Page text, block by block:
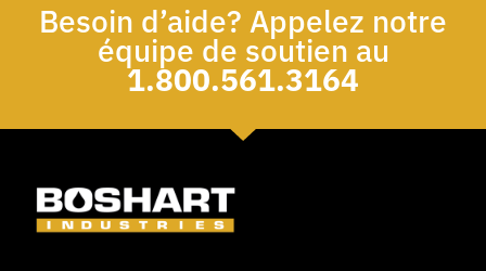
Besoin d’aide? Appelez notre
équipe de soutien au
1.800.561.3164